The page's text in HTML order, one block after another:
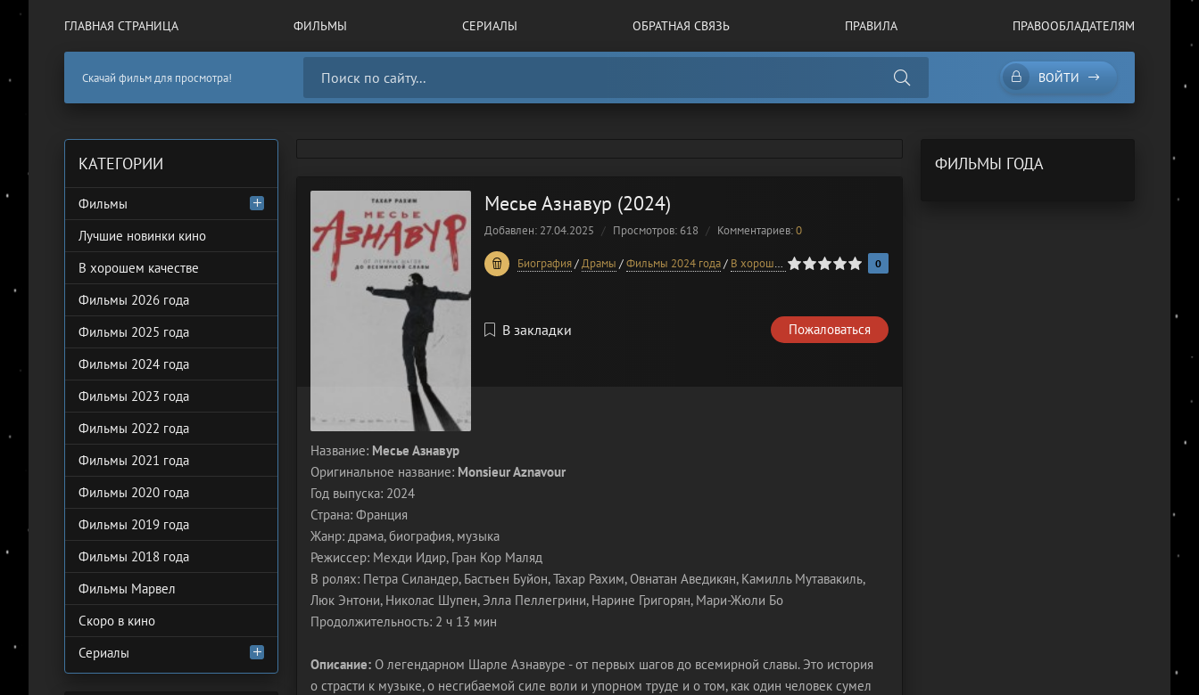
ГЛАВНАЯ СТРАНИЦА ФИЛЬМЫ СЕРИАЛЫ ОБРАТНАЯ СВЯЗЬ ПРАВИЛА ПРАВООБЛАДАТЕЛЯМ
Скачай фильм для просмотра! ВОЙТИ
Месье Азнавур (2024)
Добавлен: 27.04.2025 Просмотров: 618 Комментариев:0
Биография/Драмы /Фильмы 2024 года/ В хорошем качестве
0 1 2 3 4 5 0
В закладки Пожаловаться
Название: Месье Азнавур
Оригинальное название: Monsieur Aznavour
Год выпуска: 2024
Страна: Франция
Жанр: драма, биография, музыка
Режиссер: Мехди Идир, Гран Кор Маляд
В ролях: Петра Силандер, Бастьен Буйон, Тахар Рахим, Овнатан Аведикян, Камилль Мутавакиль,
Люк Энтони, Николас Шупен, Элла Пеллегрини, Нарине Григорян, Мари-Жюли Бо
Продолжительность: 2 ч 13 мин
Описание: О легендарном Шарле Азнавуре - от первых шагов до всемирной славы. Это история
о страсти к музыке, о несгибаемой силе воли и упорном труде и о том, как один человек сумел
КАТЕГОРИИ
Фильмы
Лучшие новинки кино
В хорошем качестве
Фильмы 2026 года
Фильмы 2025 года
Фильмы 2024 года
Фильмы 2023 года
Фильмы 2022 года
Фильмы 2021 года
Фильмы 2020 года
Фильмы 2019 года
Фильмы 2018 года
Фильмы Марвел
Скоро в кино
Сериалы
ФИЛЬМЫ ГОДА